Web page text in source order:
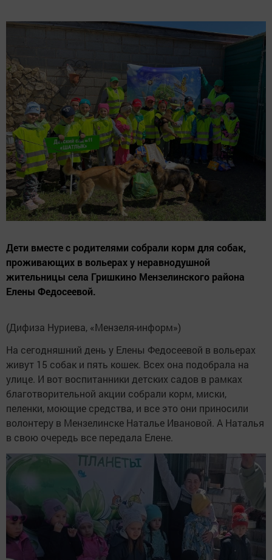
Дети вместе с родителями собрали корм для собак,
проживающих в вольерах у неравнодушной
жительницы села Гришкино Мензелинского района
Елены Федосеевой.
(Дифиза Нуриева, «Мензеля-информ»)
На сегодняшний день у Елены Федосеевой в вольерах
живут 15 собак и пять кошек. Всех она подобрала на
улице. И вот воспитанники детских садов в рамках
благотворительной акции собрали корм, миски,
пеленки, моющие средства, и все это они приносили
волонтеру в Мензелинске Наталье Ивановой. А Наталья
в свою очередь все передала Елене.